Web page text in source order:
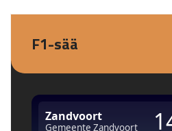
F1-sää